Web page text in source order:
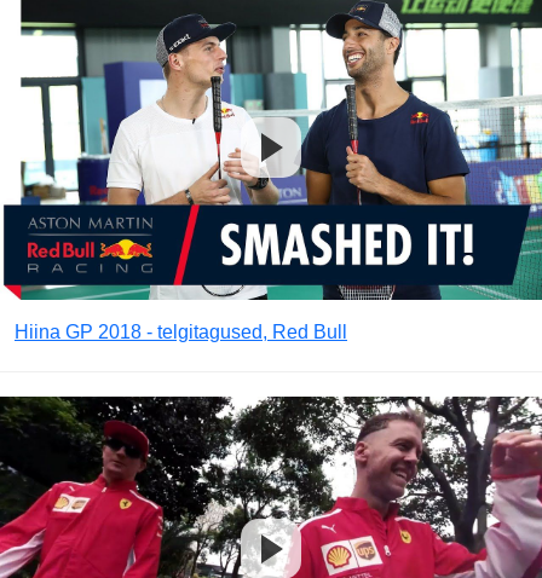
Hiina GP 2018 - telgitagused, Red Bull